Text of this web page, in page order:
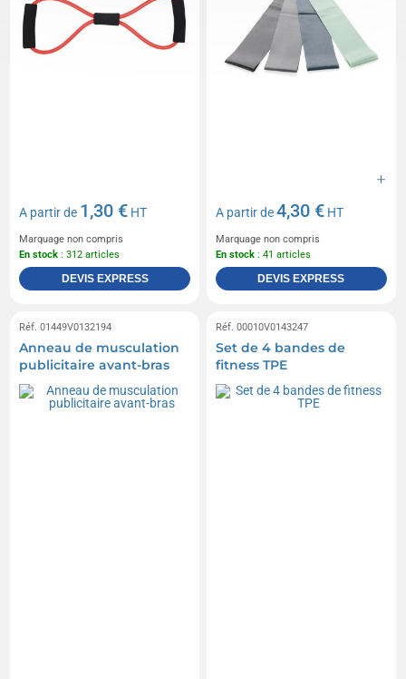
A partir de 1,30 € HT
Marquage non compris
En stock : 312 articles
DEVIS EXPRESS
A partir de4,30 € HT
Marquage non compris
En stock : 41 articles
DEVIS EXPRESS
Réf. 01449V0132194
Anneau de musculation
publicitaire avant-bras
Réf. 00010V0143247
Set de 4 bandes de
fitness TPE